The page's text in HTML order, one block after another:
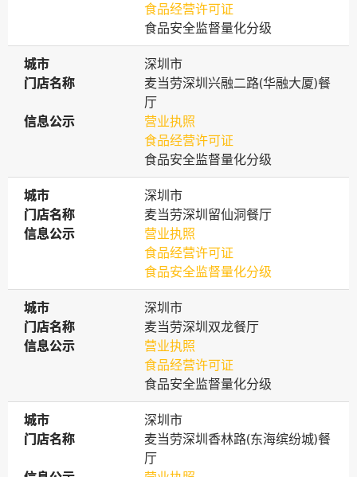
食品经营许可证
食品安全监督量化分级
城市
城市
深圳市
门店名称
门店名称
麦当劳深圳兴融二路(华融大厦)餐
厅
信息公示
信息公示
营业执照
食品经营许可证
食品安全监督量化分级
城市
城市
深圳市
门店名称
门店名称
麦当劳深圳留仙洞餐厅
信息公示
信息公示
营业执照
食品经营许可证
食品安全监督量化分级
城市
城市
深圳市
门店名称
门店名称
麦当劳深圳双龙餐厅
信息公示
信息公示
营业执照
食品经营许可证
食品安全监督量化分级
城市
城市
深圳市
门店名称
门店名称
麦当劳深圳香林路(东海缤纷城)餐
厅